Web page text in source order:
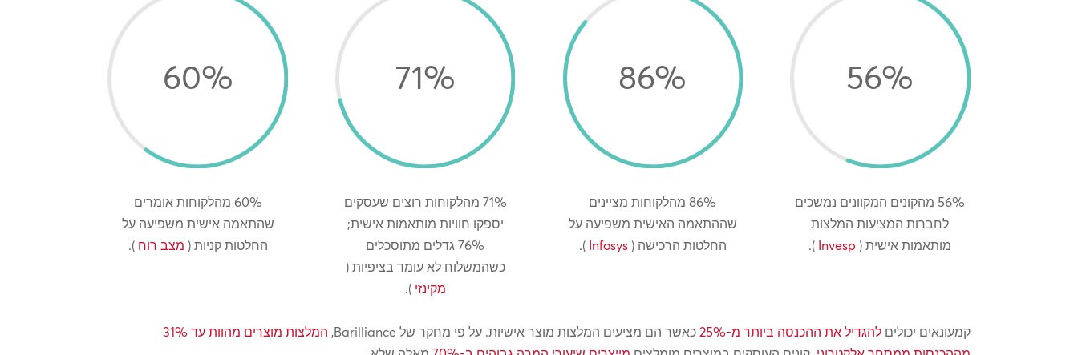
60%
60% מהלקוחות אומרים
שהתאמה אישית משפיעה על
החלטות קניות ( מצב רוח ).
71%
71% מהלקוחות רוצים שעסקים
יספקו חוויות מותאמות אישית;
76% גדלים מתוסכלים
כשהמשלוח לא עומד בציפיות (
מקינזי ).
86%
86% מהלקוחות מציינים
שההתאמה האישית משפיעה על
החלטות הרכישה (Infosys
).
56%
56% מהקונים המקוונים נמשכים
לחברות המציעות המלצות
מותאמות אישית ( Invesp
).
קמעונאים יכוליםלהגדיל את ההכנסה ביותר מ-25% כאשר הם מציעים המלצות מוצר אישיות. על פי מחקר של Barilliance,
המלצות מוצרים מהוות עד 31%